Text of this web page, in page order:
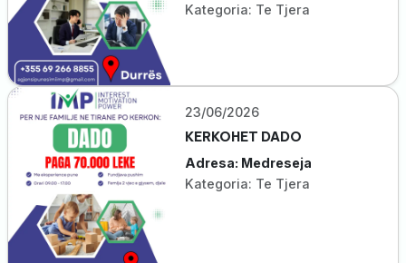
Kategoria: Te Tjera
23/06/2026
KERKOHET DADO
Adresa: Medreseja
Kategoria: Te Tjera